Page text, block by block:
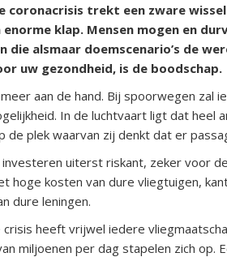
coronacrisis trekt een zware
klap. Mensen mogen en
die alsmaar doemscenario’s de
uw gezondheid, is de boodschap.
aan de hand. Bij spoorwegen
In de luchtvaart ligt dat heel
de plek waarvan zij denkt dat er
uiterst riskant, zeker voor
hoge kosten van dure vliegtuigen,
dure leningen.
crisis heeft vrijwel iedere
miljoenen per dag stapelen zich op.